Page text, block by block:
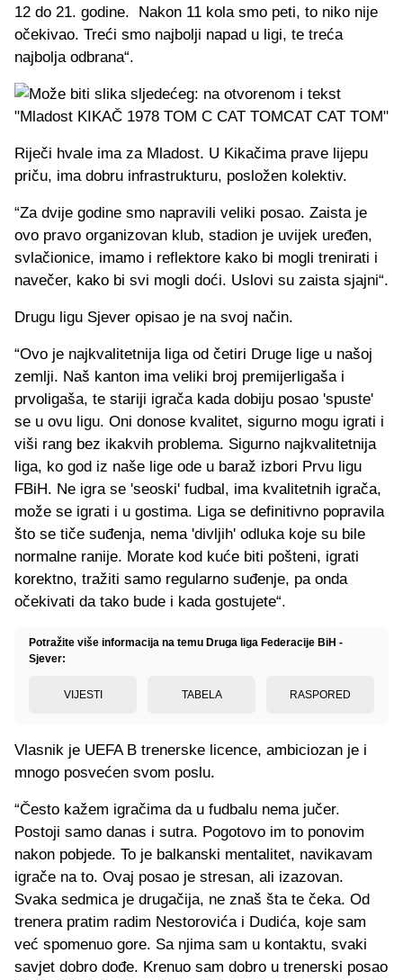
12 do 21. godine. Nakon 11 kola smo peti, to niko nije
očekivao. Treći smo najbolji napad u ligi, te treća
najbolja odbrana“.
Riječi hvale ima za Mladost. U Kikačima prave lijepu
priču, ima dobru infrastrukturu, posložen kolektiv.
“Za dvije godine smo napravili veliki posao. Zaista je
ovo pravo organizovan klub, stadion je uvijek uređen,
svlačionice, imamo i reflektore kako bi mogli trenirati i
navečer, kako bi svi mogli doći. Uslovi su zaista sjajni“.
Drugu ligu Sjever opisao je na svoj način.
“Ovo je najkvalitetnija liga od četiri Druge lige u našoj
zemlji. Naš kanton ima veliki broj premijerligaša i
prvoligaša, te stariji igrača kada dobiju posao 'spuste'
se u ovu ligu. Oni donose kvalitet, sigurno mogu igrati i
viši rang bez ikakvih problema. Sigurno najkvalitetnija
liga, ko god iz naše lige ode u baraž izbori Prvu ligu
FBiH. Ne igra se 'seoski' fudbal, ima kvalitetnih igrača,
može se igrati i u gostima. Liga se definitivno popravila
što se tiče suđenja, nema 'divljih' odluka koje su bile
normalne ranije. Morate kod kuće biti pošteni, igrati
korektno, tražiti samo regularno suđenje, pa onda
očekivati da tako bude i kada gostujete“.
Potražite više informacija na temu Druga liga Federacije BiH -
Sjever:
VIJESTI TABELA RASPORED
Vlasnik je UEFA B trenerske licence, ambiciozan je i
mnogo posvećen svom poslu.
“Često kažem igračima da u fudbalu nema jučer.
Postoji samo danas i sutra. Pogotovo im to ponovim
nakon pobjede. To je balkanski mentalitet, navikavam
igrače na to. Ovaj posao je stresan, ali izazovan.
Svaka sedmica je drugačija, ne znaš šta te čeka. Od
trenera pratim radim Nestorovića i Dudića, koje sam
već spomenuo gore. Sa njima sam u kontaktu, svaki
savjet dobro dođe. Krenuo sam dobro u trenerski posao